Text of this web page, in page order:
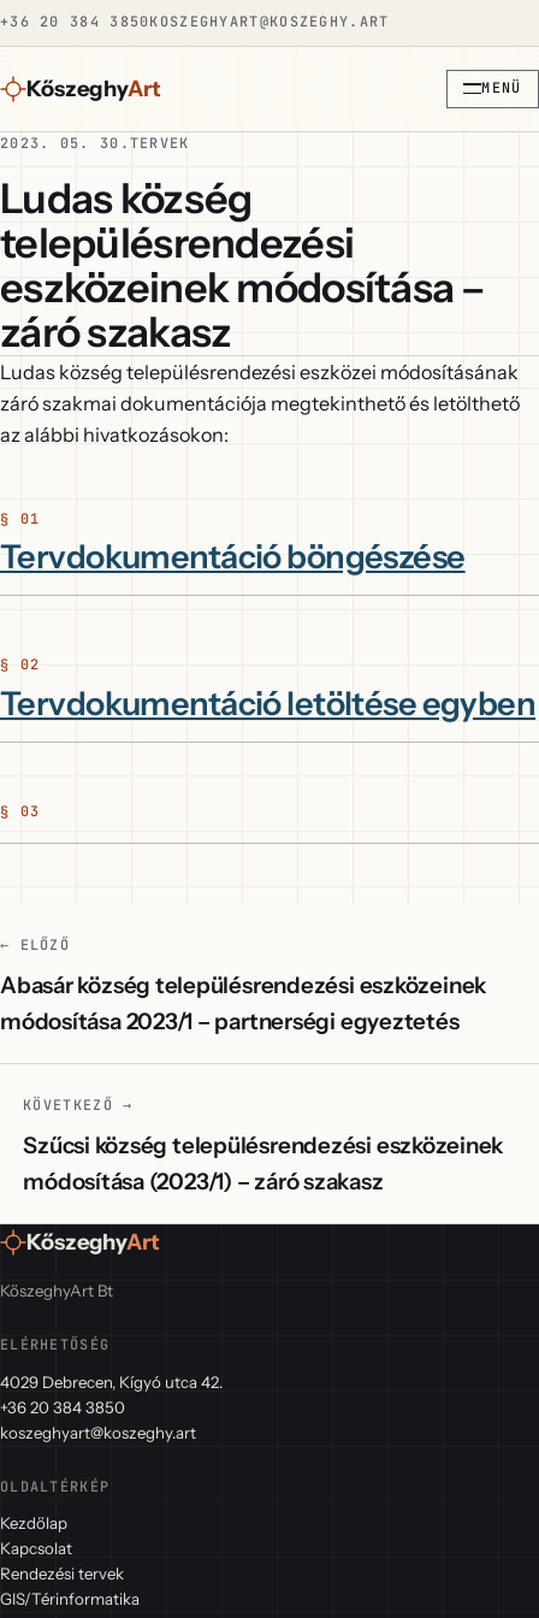
+36 20 384 3850KOSZEGHYART@KOSZEGHY.ART
KőszeghyArt MENÜ
2023. 05. 30.TERVEK
Ludas község
településrendezési
eszközeinek módosítása –
záró szakasz
Ludas község településrendezési eszközei módosításának
záró szakmai dokumentációja megtekinthető és letölthető
az alábbi hivatkozásokon:
Tervdokumentáció böngészése
Tervdokumentáció letöltése egyben
← ELŐZŐ
Abasár község településrendezési eszközeinek
módosítása 2023/1 – partnerségi egyeztetés
KÖVETKEZŐ →
Szűcsi község településrendezési eszközeinek
módosítása (2023/1) – záró szakasz
KőszeghyArt
KőszeghyArt Bt
ELÉRHETŐSÉG
4029 Debrecen, Kígyó utca 42.
+36 20 384 3850
koszeghyart@koszeghy.art
OLDALTÉRKÉP
Kezdőlap
Kapcsolat
Rendezési tervek
GIS/Térinformatika